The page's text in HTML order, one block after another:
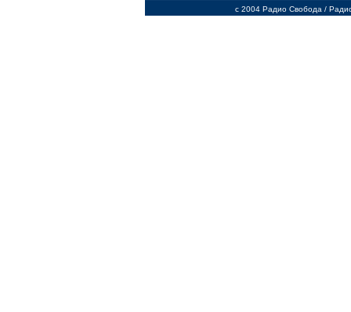
c 2004 Радио Свобода /